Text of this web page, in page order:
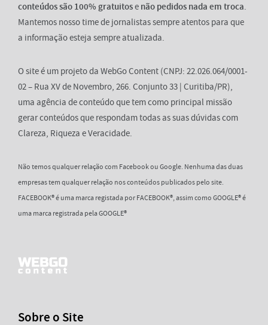
conteúdos são 100% gratuitose não pedidos nada em troca.
Mantemos nosso time de jornalistas sempre atentos para que
a informação esteja sempre atualizada.
O site é um projeto da WebGo Content (CNPJ: 22.026.064/0001-
02 – Rua XV de Novembro, 266. Conjunto 33 | Curitiba/PR),
uma agência de conteúdo que tem como principal missão
gerar conteúdos que respondam todas as suas dúvidas com
Clareza, Riqueza e Veracidade.
Não temos qualquer relação com Facebook ou Google. Nenhuma das duas
empresas tem qualquer relação nos conteúdos publicados pelo site.
FACEBOOK® é uma marca registada por FACEBOOK®, assim como GOOGLE® é
uma marca registrada pela GOOGLE®
Sobre o Site